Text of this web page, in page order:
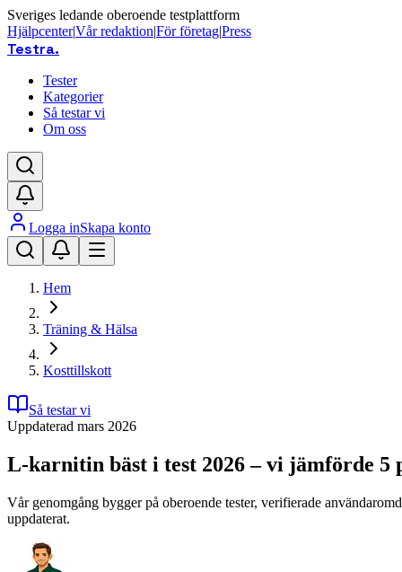
Sveriges ledande oberoende testplattform
Hjälpcenter|Vår redaktion|För företag|Press
Testra.
Tester
Kategorier
Så testar vi
Om oss
Logga inSkapa konto
Hem
Träning & Hälsa
Kosttillskott
Så testar vi
Uppdaterad mars 2026
L-karnitin bäst i test 2026 – vi jämförde 5
Vår genomgång bygger på oberoende tester, verifierade
uppdaterat.